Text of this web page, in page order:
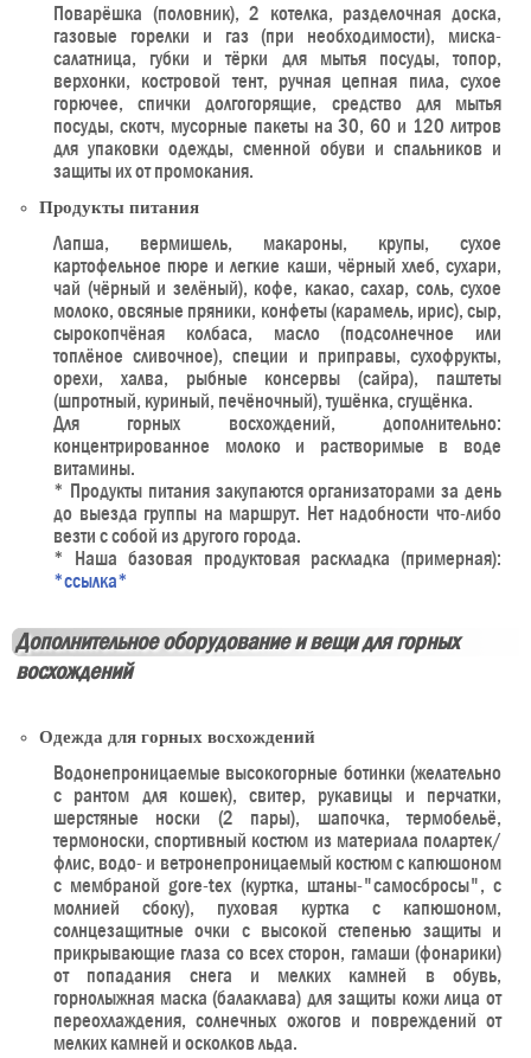
Поварёшка (половник), 2 котелка, разделочная доска,
газовые горелки и газ (при необходимости), миска-
салатница, губки и тёрки для мытья посуды, топор,
верхонки, костровой тент, ручная цепная пила, сухое
горючее, спички долгогорящие, средство для мытья
посуды, скотч, мусорные пакеты на 30, 60 и 120 литров
для упаковки одежды, сменной обуви и спальников и
защиты их от промокания.
Продукты питания
Лапша, вермишель, макароны, крупы, сухое
картофельное пюре и легкие каши, чёрный хлеб, сухари,
чай (чёрный и зелёный), кофе, какао, сахар, соль, сухое
молоко, овсяные пряники, конфеты (карамель, ирис), сыр,
сырокопчёная колбаса, масло (подсолнечное или
топлёное сливочное), специи и приправы, сухофрукты,
орехи, халва, рыбные консервы (сайра), паштеты
(шпротный, куриный, печёночный), тушёнка, сгущёнка.
Для горных восхождений, дополнительно:
концентрированное молоко и растворимые в воде
витамины.
* Продукты питания закупаются организаторами за день
до выезда группы на маршрут. Нет надобности что-либо
везти с собой из другого города.
* Наша базовая продуктовая раскладка (примерная):
*ссылка*
Дополнительное оборудование и вещи для горных
восхождений
Одежда для горных восхождений
Водонепроницаемые высокогорные ботинки (желательно
с рантом для кошек), свитер, рукавицы и перчатки,
шерстяные носки (2 пары), шапочка, термобельё,
термоноски, спортивный костюм из материала полартек/
флис, водо- и ветронепроницаемый костюм с капюшоном
с мембраной gore-tex (куртка, штаны-"самосбросы", с
молнией сбоку), пуховая куртка с капюшоном,
солнцезащитные очки с высокой степенью защиты и
прикрывающие глаза со всех сторон, гамаши (фонарики)
от попадания снега и мелких камней в обувь,
горнолыжная маска (балаклава) для защиты кожи лица от
переохлаждения, солнечных ожогов и повреждений от
мелких камней и осколков льда.